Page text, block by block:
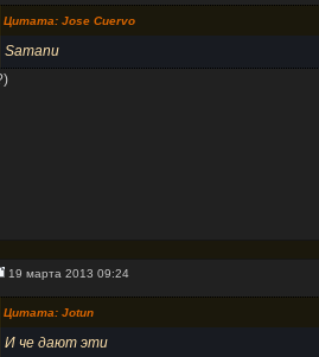
Цитата: Jose Cuervo
Samanu
19 марта 2013 09:24
Цитата: Jotun
И че дают эти